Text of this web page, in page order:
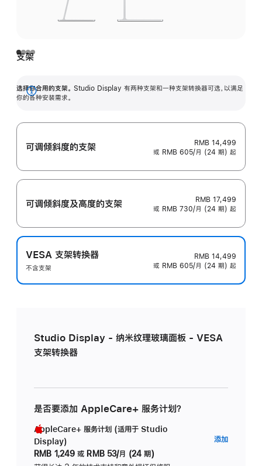
支架
选择你合用的支架。 Studio Display 有两种支架和一种支架转换器可选，以满足
你的各种安装需求。
展
可调倾斜度的支架
RMB 14,499
或 RMB 605/月 (24 期) 起
可调倾斜度及高‍度的支‍架
RMB 17,499
或 RMB 730/月 (24 期) 起
VESA 支架转换器
不含支架
RMB 14,499
或 RMB 605/月 (24 期) 起
Studio Display - 纳米纹理玻璃面板 - VESA
支架转换器
是否要添加 AppleCare+ 服务计划？
AppleCare+ 服务计划 (适用于 Studio
Display)
RMB 1,249 或 RMB 53/月 (24 期)
添加